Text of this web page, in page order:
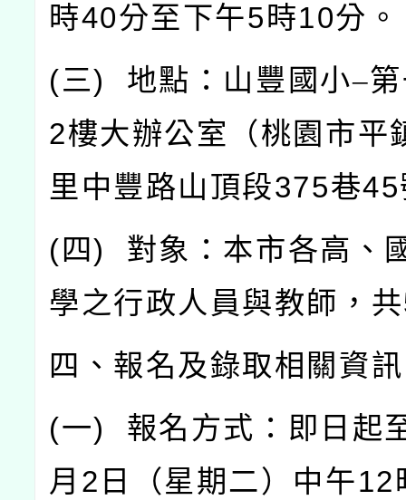
時40分至下午5 時10分。
(三) 地點：山豐國小–
2樓大辦公室（桃園市平
里中豐路山頂段375巷45
( 四) 對象：本市各高、
學之行政人員與教師，共
四、報名及錄取相關資
(一) 報名方式：即日起
月 2 日（星期二）中午12